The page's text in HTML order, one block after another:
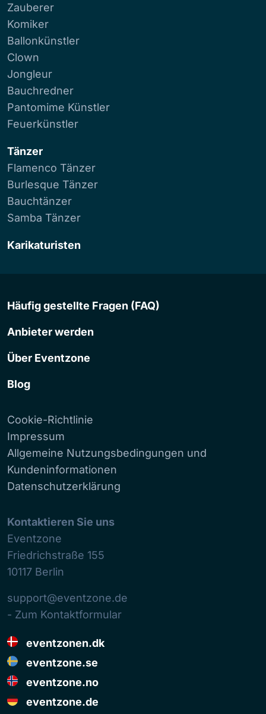
Zauberer
Komiker
Ballonkünstler
Clown
Jongleur
Bauchredner
Pantomime Künstler
Feuerkünstler
Tänzer
Flamenco Tänzer
Burlesque Tänzer
Bauchtänzer
Samba Tänzer
Karikaturisten
Häufig gestellte Fragen (FAQ)
Anbieter werden
Über Eventzone
Blog
Cookie-Richtlinie
Impressum
Allgemeine Nutzungsbedingungen und
Kundeninformationen
Datenschutzerklärung
Kontaktieren Sie uns
Eventzone
Friedrichstraße 155
10117 Berlin
support@eventzone.de
- Zum Kontaktformular
eventzonen.dk
eventzone.se
eventzone.no
eventzone.de